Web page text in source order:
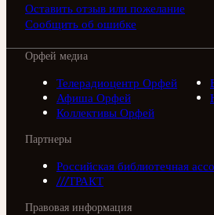
Оставить отзыв или пожелание
Сообщить об ошибке
Орфей медиа
Телерадиоцентр Орфей
Афиша Орфей
Коллективы Орфей
Партнеры
Российская библиотечная
///ТРАКТ
Правовая информация